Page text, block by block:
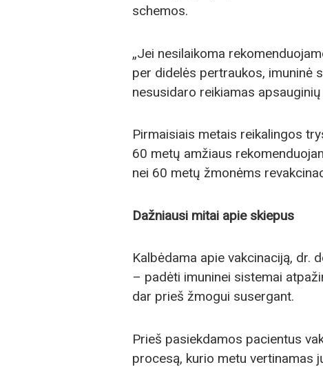
schemos.
„Jei nesilaikoma
per didelės pertraukos, imuninė
nesusidaro reikiamas
Pirmaisiais metais reikalingos
60 metų amžiaus
nei 60 metų žmonėms
Dažniausi mitai apie skiepus
Kalbėdama apie vakcinaciją, dr.
– padėti imuninei sistemai
dar prieš žmogui susergant.
Prieš pasiekdamos pacientus
procesą, kurio metu vertinamas